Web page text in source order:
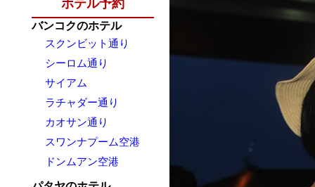
ホテル予約
バンコクのホテル
スクンビット通り
シーロム通り
サイアム
ラチャダー通り
カオサン通り
スワンナプーム空港
ドンムアン空港